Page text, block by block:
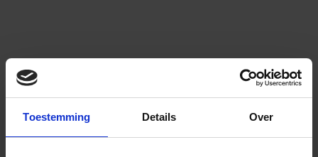
Toestemming Details Over